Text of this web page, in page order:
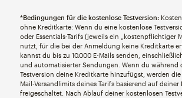
*Bedingungen für die kostenlose Testversion:
ohne Kreditkarte: Wenn du eine kostenlose
oder Essentials-Tarifs (jeweils ein „kostenpflichtiger
nutzt, für die bei der Anmeldung keine Kreditkarte
kannst du bis zu 10.000 E-Mails senden,
und automatisierter Sendungen. Wenn du während
Testversion deine Kreditkarte hinzufügst, werden
Mail-Versandlimits deines Tarifs basierend auf
freigeschaltet. Nach Ablauf deiner kostenlosen